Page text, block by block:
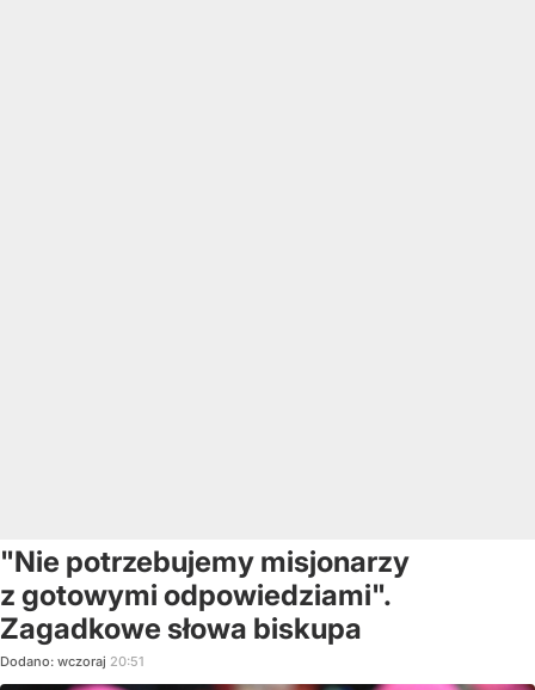
"Nie potrzebujemy misjonarzy
z gotowymi odpowiedziami".
Zagadkowe słowa biskupa
Dodano: wczoraj 20:51